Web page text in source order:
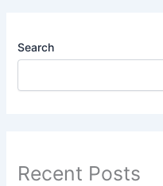
Search
Recent Posts